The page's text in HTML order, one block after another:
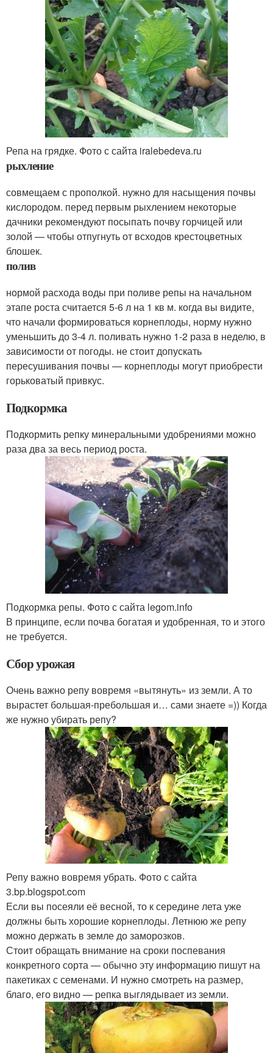
Репа на грядке. Фото с сайта iralebedeva.ru
рыхление
совмещаем с прополкой. нужно для насыщения почвы
кислородом. перед первым рыхлением некоторые
дачники рекомендуют посыпать почву горчицей или
золой — чтобы отпугнуть от всходов крестоцветных
блошек.
полив
нормой расхода воды при поливе репы на начальном
этапе роста считается 5-6 л на 1 кв м. когда вы видите,
что начали формироваться корнеплоды, норму нужно
уменьшить до 3-4 л. поливать нужно 1-2 раза в неделю, в
зависимости от погоды. не стоит допускать
пересушивания почвы — корнеплоды могут приобрести
горьковатый привкус.
Подкормка
Подкормить репку минеральными удобрениями можно
раза два за весь период роста.
Подкормка репы. Фото с сайта legom.info
В принципе, если почва богатая и удобренная, то и этого
не требуется.
Сбор урожая
Очень важно репу вовремя «вытянуть» из земли. А то
вырастет большая-пребольшая и… сами знаете =)) Когда
же нужно убирать репу?
Репу важно вовремя убрать. Фото с сайта
3.bp.blogspot.com
Если вы посеяли её весной, то к середине лета уже
должны быть хорошие корнеплоды. Летнюю же репу
можно держать в земле до заморозков.
Стоит обращать внимание на сроки поспевания
конкретного сорта — обычно эту информацию пишут на
пакетиках с семенами. И нужно смотреть на размер,
благо, его видно — репка выглядывает из земли.